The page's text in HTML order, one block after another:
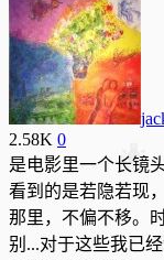
2.58K 0
是电影里一个长镜
看到的是若隐若现
那里，不偏不移。
别...对于这些我已